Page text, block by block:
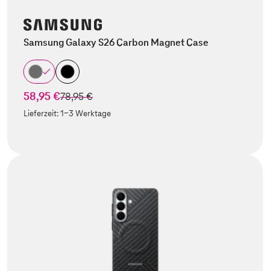
Samsung Galaxy S26 Carbon Magnet Case
58,95 €statt
78,95 €
Lieferzeit:1-3 Werktage